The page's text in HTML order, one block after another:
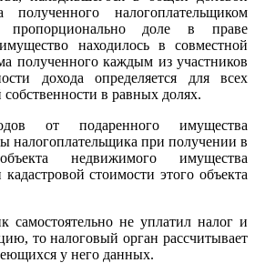
полученного налогоплательщиком
пропорционально доле в праве
находилось в совместной
полученного каждым из участников
дохода определяется для всех
в равных долях.
от подаренного имущества
налогоплательщика при получении в
недвижимого имущества
стоимости этого объекта
самостоятельно не уплатил налог и
то налоговый орган рассчитывает
у него данных.